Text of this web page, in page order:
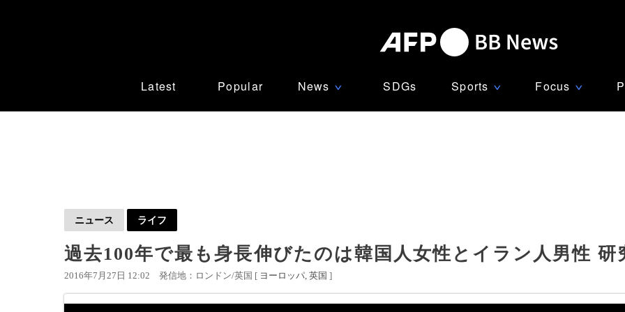
Latest Popular News ∨ SDGs Sports ∨ Focus ∨
ニュース ライフ
過去100年で最も身長伸びたのは韓国人女性とイラン人男性 研
2016年7月27日 12:02 発信地：ロンドン/英国 [ ヨーロッパ 英国 ]